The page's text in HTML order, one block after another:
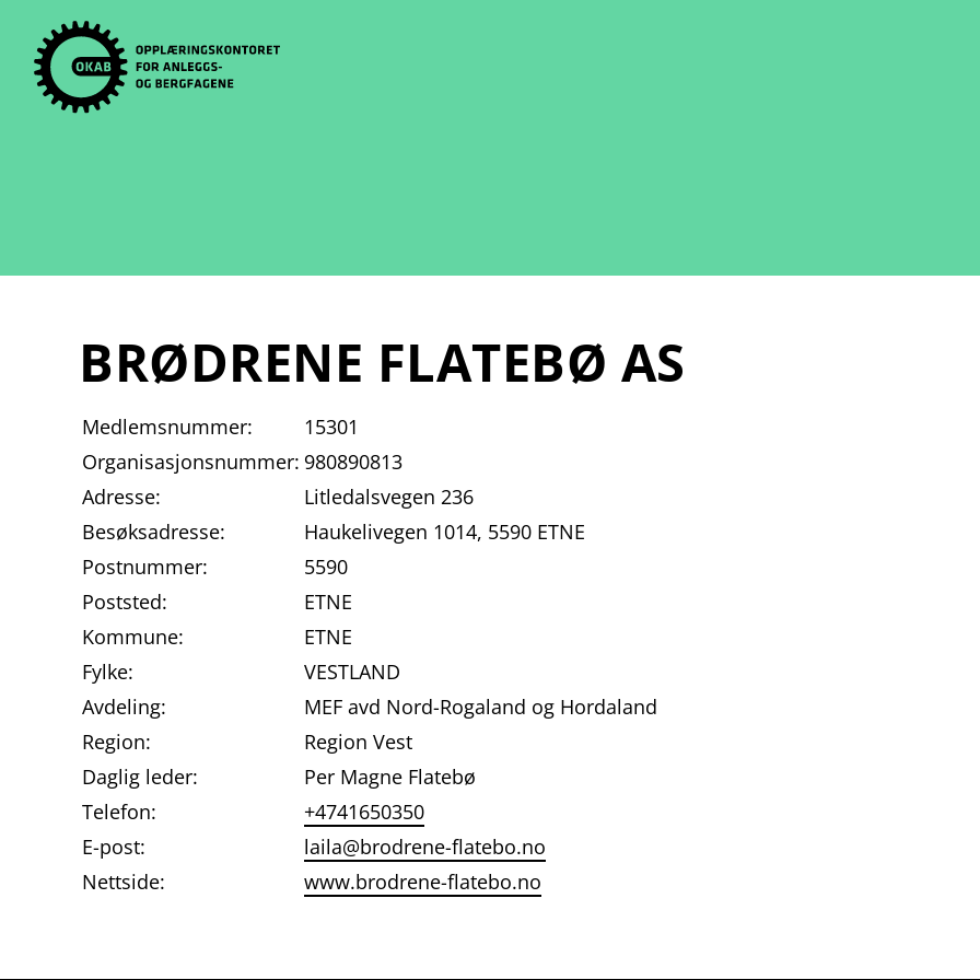
content
BRØDRENE FLATEBØ AS
Medlemsnummer:
15301
Organisasjonsnummer: 980890813
Adresse:
Litledalsvegen 236
Besøksadresse:
Haukelivegen 1014, 5590 ETNE
Postnummer:
5590
Poststed:
ETNE
Kommune:
ETNE
Fylke:
VESTLAND
Avdeling:
MEF avd Nord-Rogaland og Hordaland
Region:
Region Vest
Daglig leder:
Per Magne Flatebø
Telefon:
+4741650350
E-post:
laila@brodrene-flatebo.no
Nettside:
www.brodrene-flatebo.no